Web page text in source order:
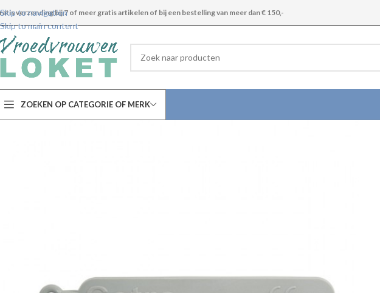
Skip to navigation
Skip to main content
verzending bij 7 of meer gratis artikelen of bij een bestelling van meer dan € 150,-
ZOEKEN OP CATEGORIE OF MERK